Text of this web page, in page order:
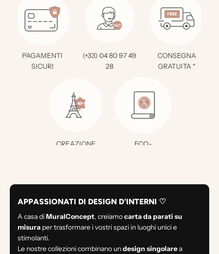
PAGAMENTI
SICURI
(+33) 04 80 97 49
28
CONSEGNA
GRATUITA *
CREAZIONE
ECO-
APPASSIONATI DI DESIGN D'INTERNI ♡
A casa diMuralConcept, creiamocarta da parati su
misura per trasformare i vostri spazi in luoghi unici e
stimolanti.
Le nostre collezioni combinano undesign singolarea